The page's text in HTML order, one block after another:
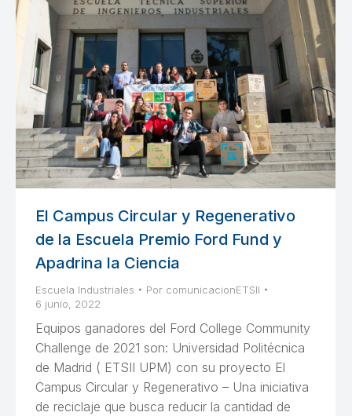
El Campus Circular y Regenerativo
de la Escuela Premio Ford Fund y
Apadrina la Ciencia
Escuela Industriales Por comunicacionETSII
6 junio, 2022
Equipos ganadores del Ford College Community
Challenge de 2021 son: Universidad Politécnica
de Madrid ( ETSII UPM) con su proyecto El
Campus Circular y Regenerativo – Una iniciativa
de reciclaje que busca reducir la cantidad de